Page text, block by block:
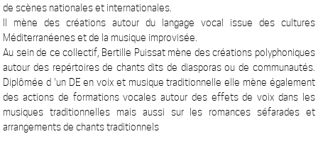
de scènes nationales et internationales.
Il mène des créations autour du langage vocal issue des cultures
Méditerranéenes et de la musique improvisée.
Au sein de ce collectif, Bertille Puissat mène des créations polyphoniques
autour des repértoires de chants dits de diasporas ou de communautés.
Diplômée d 'un DE en voix et musique traditionnelle elle mène également
des actions de formations vocales autour des effets de voix dans les
musiques traditionnelles mais aussi sur les romances séfarades et
arrangements de chants traditionnels